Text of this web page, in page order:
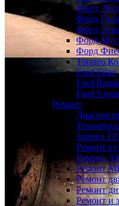
Форд
Форд
Форд
Форд
Форд
Торнео
Ford Edge
Ford
Ford S
Ремонт
Замена
Ремонт
Ремонт
Ремонт
Ремонт
Ремонт
Ремонт и